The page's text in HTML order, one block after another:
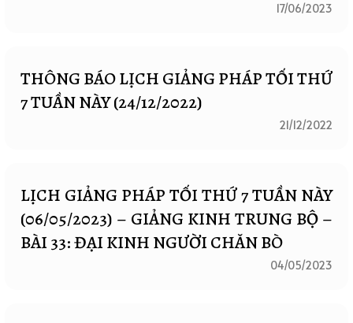
17/06/2023
THÔNG BÁO LỊCH GIẢNG PHÁP TỐI THỨ
7 TUẦN NÀY (24/12/2022)
21/12/2022
LỊCH GIẢNG PHÁP TỐI THỨ 7 TUẦN NÀY
(06/05/2023) – GIẢNG KINH TRUNG BỘ –
BÀI 33: ĐẠI KINH NGƯỜI CHĂN BÒ
04/05/2023